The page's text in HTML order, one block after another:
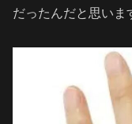
だったんだと思いま